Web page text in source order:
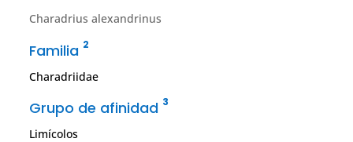
Charadrius alexandrinus
Familia 2
Charadriidae
Grupo de afinidad 3
Limícolos